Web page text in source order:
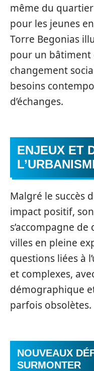
même du
pour les jeunes
Torre Begonias
pour un bâtiment
changement
besoins
d’échanges.
ENJEUX ET
Malgré le succès
impact positif,
s’accompagne
villes en pleine
questions liées à
et complexes,
démographique
parfois obsolètes.
NOUVEAUX
SURMONTER